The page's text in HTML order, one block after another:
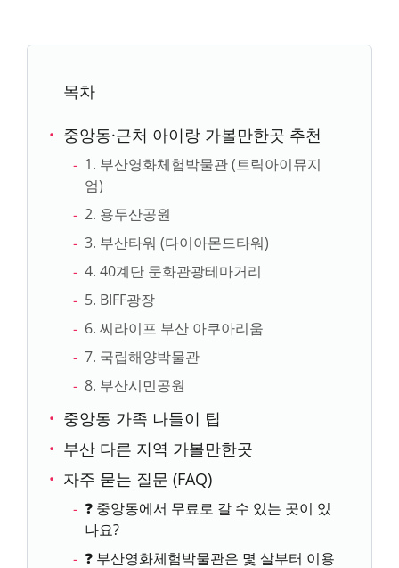
목차
중앙동·근처 아이랑 가볼만한곳 추천
1. 부산영화체험박물관 (트릭아이뮤지
엄)
2. 용두산공원
3. 부산타워 (다이아몬드타워)
4. 40계단 문화관광테마거리
5. BIFF광장
6. 씨라이프 부산 아쿠아리움
7. 국립해양박물관
8. 부산시민공원
중앙동 가족 나들이 팁
부산 다른 지역 가볼만한곳
자주 묻는 질문 (FAQ)
❓ 중앙동에서 무료로 갈 수 있는 곳이 있
나요?
❓ 부산영화체험박물관은 몇 살부터 이용